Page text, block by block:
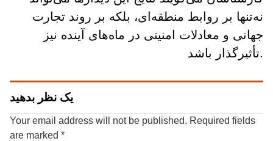
نه‌تنها بر روابط منطقه‌ای، بلکه بر روند تجارت
جهانی و معادلات امنیتی در ماه‌های آینده نیز
تأثیرگذار باشد.
یک نظر بدهید
Your email address will not be published. Required fields
are marked *